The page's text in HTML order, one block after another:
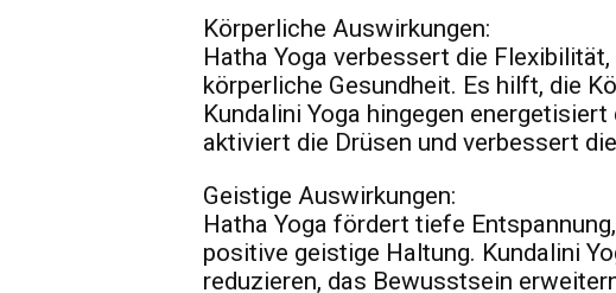
Körperliche Auswirkungen:
Hatha Yoga verbessert die
körperliche Gesundheit. Es hilft, die
Kundalini Yoga hingegen
aktiviert die Drüsen und verbessert
Geistige Auswirkungen:
Hatha Yoga fördert tiefe
positive geistige Haltung. Kundalini
reduzieren, das Bewusstsein